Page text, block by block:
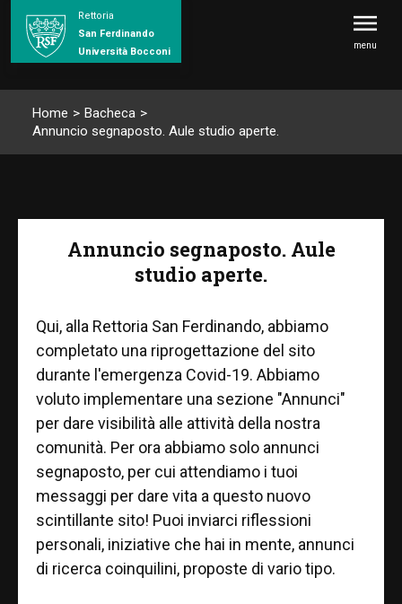
Rettoria
San Ferdinando
Università Bocconi
menu
Home > Bacheca >
Annuncio segnaposto. Aule studio aperte.
Annuncio segnaposto. Aule
studio aperte.
Qui, alla Rettoria San Ferdinando, abbiamo
completato una riprogettazione del sito
durante l'emergenza Covid-19. Abbiamo
voluto implementare una sezione "Annunci"
per dare visibilità alle attività della nostra
comunità. Per ora abbiamo solo annunci
segnaposto, per cui attendiamo i tuoi
messaggi per dare vita a questo nuovo
scintillante sito! Puoi inviarci riflessioni
personali, iniziative che hai in mente, annunci
di ricerca coinquilini, proposte di vario tipo.